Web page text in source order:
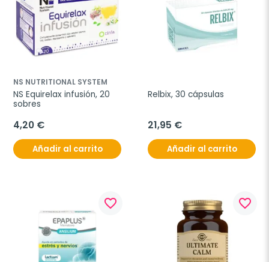
NS NUTRITIONAL SYSTEM
NS Equirelax infusión, 20
sobres
4,20 €
Añadir al carrito
Relbix, 30 cápsulas
21,95 €
Añadir al carrito
favorite_border favorite_border